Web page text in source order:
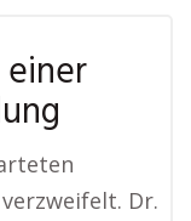
Dr.